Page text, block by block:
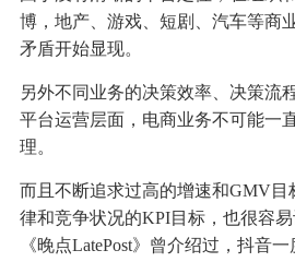
博，地产、游戏、短剧、汽车等商
矛盾开始显现。
另外不同业务的决策效率、决策流
平台运营层面，电商业务不可能一
理。
而且不断追求过高的增速和GMV目
律和竞争状况的KPI目标，也很容易
《晚点LatePost》曾介绍过，抖音